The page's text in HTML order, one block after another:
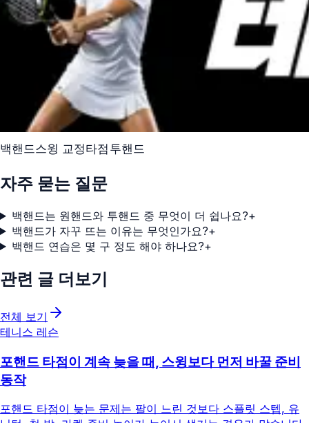
백핸드스윙 교정타점 투핸드
자주 묻는 질문
백핸드는 원핸드와 투핸드 중 무엇이 더 쉽나요?+
백핸드가 자꾸 뜨는 이유는 무엇인가요?+
백핸드 연습은 몇 구 정도 해야 하나요?+
관련 글 더보기
전체 보기
테니스 레슨
포핸드 타점이 계속 늦을 때, 스윙보다 먼저 바꿀 준비
동작
포핸드 타점이 늦는 문제는 팔이 느린 것보다 스플릿 스텝, 유